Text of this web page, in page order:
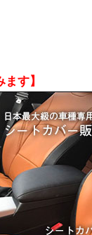
す】